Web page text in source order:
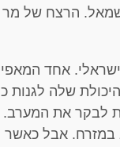
הרצח של מר
אחד
במאה ה-21 הוא חוסר היכולת
לבקר את
אבל כאשר